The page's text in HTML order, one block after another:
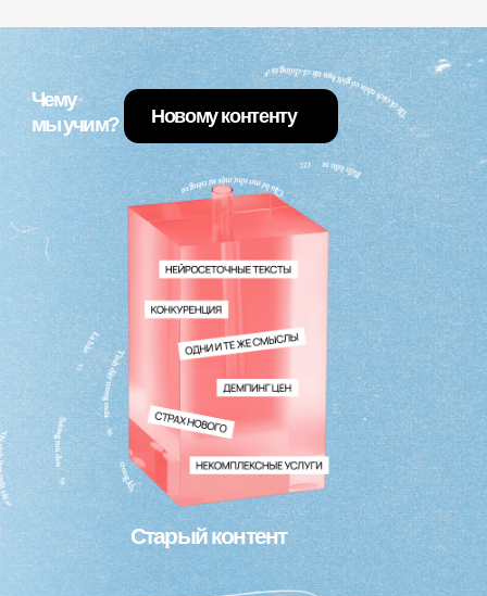
ЕСЛИ НОВИЧОК
ОТ 300+
ОТ 70К ДО 150К+
ОТ 80К ДО 150К+
КОМПЛЕКСНОЕ ВЕДЕНИЕ
SMM
УСЛУГИ
ОТ 50К ДО 150К
КОНТЕНТ-СТРАТЕГИИ
ДЛЯ БРЕНДОВ
КОМПЛЕКСНОЕ ВЕДЕНИЕ
SMM
ДОП. УСЛУГИ(PR,
INFLUENCE-МАРКЕТИНГ
И ДР.
КОНТЕНТ-СТРАТЕГИИИ
ДЛЯ БРЕНДОВ